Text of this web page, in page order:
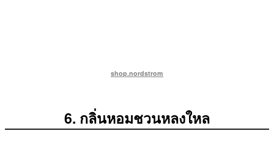
shop.nordstrom
6. กลิ่นหอมชวนหลงใหล